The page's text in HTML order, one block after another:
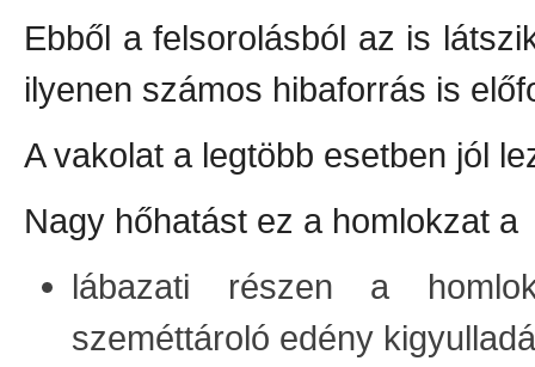
Ebből a felsorolásból az is
ilyenen számos hibaforrás is
A vakolat a legtöbb esetben jól
Nagy hőhatást ez a homlokzat a
lábazati részen a
szeméttároló edény